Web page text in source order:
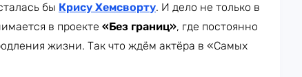
бы Крису Хемсворту. И дело не только в
в проекте «Без границ», где постоянно
жизни. Так что ждём актёра в «Самых